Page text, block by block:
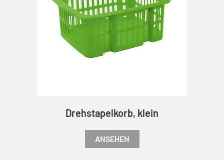
Drehstapelkorb, klein
ANSEHEN